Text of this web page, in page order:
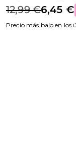
12,99 €6,45 €
Precio más bajo en los